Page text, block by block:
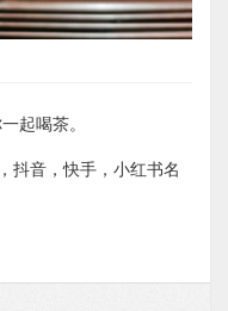
起喝茶。
抖音，快手，小红书名